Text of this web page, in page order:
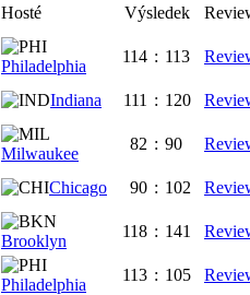
Hosté Výsledek
Philadelphia
114 : 113
Indiana 111 : 120
Milwaukee
82 : 90
Chicago 90 : 102
Brooklyn
118 : 141
Philadelphia
113 : 105